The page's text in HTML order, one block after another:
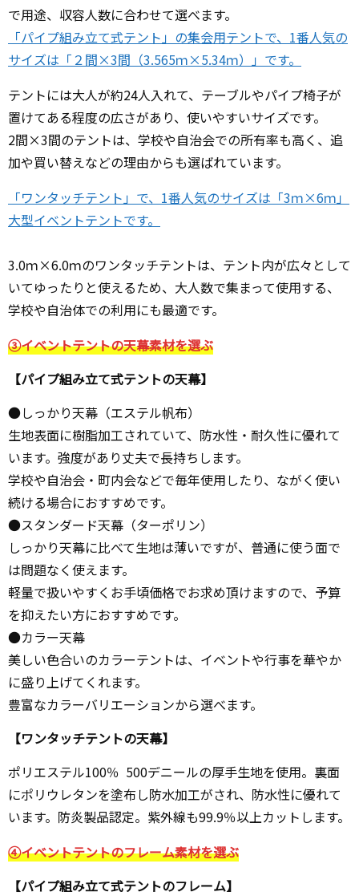
で用途、収容人数に合わせて選べます。
「パイプ組み立て式テント」の集会用テントで、1番人気の
サイズは「２間×3間（3.565ｍ×5.34ｍ）」です。
テントには大人が約24人入れて、テーブルやパイプ椅子が
置けてある程度の広さがあり、使いやすいサイズです。
2間×3間のテントは、学校や自治会での所有率も高く、追
加や買い替えなどの理由からも選ばれています。
「ワンタッチテント」で、1番人気のサイズは「3ｍ×6ｍ」
大型イベントテントです。
3.0ｍ×6.0ｍのワンタッチテントは、テント内が広々として
いてゆったりと使えるため、大人数で集まって使用する、
学校や自治体での利用にも最適です。
③イベントテントの天幕素材を選ぶ
【パイプ組み立て式テントの天幕】
●しっかり天幕（エステル帆布）
生地表面に樹脂加工されていて、防水性・耐久性に優れて
います。強度があり丈夫で長持ちします。
学校や自治会・町内会などで毎年使用したり、ながく使い
続ける場合におすすめです。
●スタンダード天幕（ターポリン）
しっかり天幕に比べて生地は薄いですが、普通に使う面で
は問題なく使えます。
軽量で扱いやすくお手頃価格でお求め頂けますので、予算
を抑えたい方におすすめです。
●カラー天幕
美しい色合いのカラーテントは、イベントや行事を華やか
に盛り上げてくれます。
豊富なカラーバリエーションから選べます。
【ワンタッチテントの天幕】
ポリエステル100％ 500デニールの厚手生地を使用。裏面
にポリウレタンを塗布し防水加工がされ、防水性に優れて
います。防炎製品認定。紫外線も99.9％以上カットします。
④イベントテントのフレーム素材を選ぶ
【パイプ組み立て式テントのフレーム】